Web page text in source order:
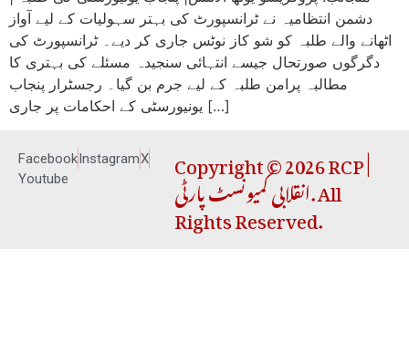
دشمن انتظامیہ نے ٹرانسپورٹ کی بہتر سہولیات کے لیے آواز
اٹھانے والے طلبہ کو شو کاز نوٹس جاری کر دیے۔ ٹرانسپورٹ کی
دگرگوں صورتحال جیسے انتہائی سنجیدہ مسئلے کی بہتری کا
مطالبہ پرامن طلبہ کے لیے جرم بن گیا۔ رجسٹرار پنجاب
یونیورسٹی کے احکامات پر جاری […]
FacebookInstagramX
Youtube
Copyright © 2026 RCP |
انقلابی کمیونسٹ پارٹی. All
Rights Reserved.